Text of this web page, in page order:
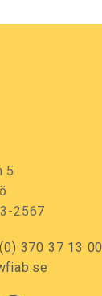
5
2567
370 37 13 00